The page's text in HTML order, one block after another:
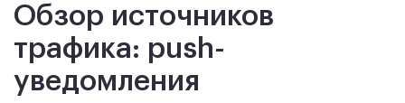
Обзор источников
трафика: push-
уведомления